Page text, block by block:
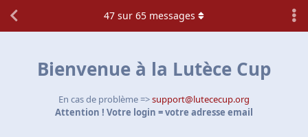
Bienvenue à la Lutèce Cup
En cas de problème =>support@lutececup.org
Attention ! Votre login = votre adresse email
47 sur 65 messages